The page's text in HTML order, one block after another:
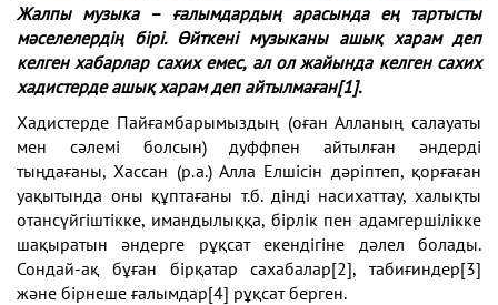
Жалпы музыка – ғалымдардың арасында ең тартысты
мәселелердің бірі. Өйткені музыканы ашық харам деп
келген хабарлар сахих емес, ал ол жайында келген сахих
хадистерде ашық харам деп айтылмаған[1].
Хадистерде Пайғамбарымыздың (оған Алланың салауаты
мен сәлемі болсын) дуффпен айтылған әндерді
тыңдағаны, Хассан (р.а.) Алла Елшісін дәріптеп, қорғаған
уақытында оны құптағаны т.б. дінді насихаттау, халықты
отансүйгіштікке, имандылыққа, бірлік пен адамгершілікке
шақыратын әндерге рұқсат екендігіне дәлел болады.
Сондай-ақ бұған бірқатар сахабалар[2], табиғиндер[3]
және бірнеше ғалымдар[4] рұқсат берген.